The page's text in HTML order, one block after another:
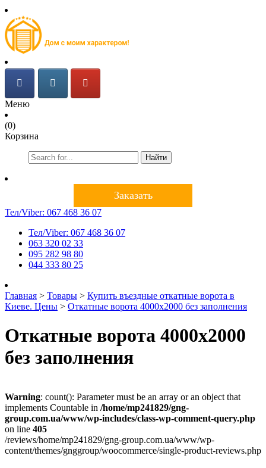
Меню
(0)
Корзина
Найти
Заказать
Тел/Viber: 067 468 36 07
Тел/Viber: 067 468 36 07
063 320 02 33
095 282 98 80
044 333 80 25
Главная > Товары > Купить въездные откатные ворота в
Киеве. Цены > Откатные ворота 4000х2000 без заполнения
Откатные ворота 4000х2000
без заполнения
Warning: count(): Parameter must be an array or an object that
implements Countable in /home/mp241829/gng-
group.com.ua/www/wp-includes/class-wp-comment-query.php
on line 405
/reviews/home/mp241829/gng-group.com.ua/www/wp-
content/themes/gnggroup/woocommerce/single-product-reviews.php